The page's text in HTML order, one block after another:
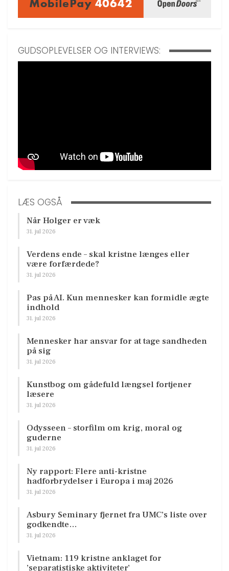
GUDSOPLEVELSER OG INTERVIEWS:
LÆS OGSÅ
Når Holger er væk
31. jul 2026
Verdens ende – skal kristne længes eller
være forfærdede?
31. jul 2026
Pas på AI. Kun mennesker kan formidle ægte
indhold
31. jul 2026
Mennesker har ansvar for at tage sandheden
på sig
31. jul 2026
Kunstbog om gådefuld længsel fortjener
læsere
31. jul 2026
Odysseen – storfilm om krig, moral og
guderne
31. jul 2026
Ny rapport: Flere anti-kristne
hadforbrydelser i Europa i maj 2026
31. jul 2026
Asbury Seminary fjernet fra UMC’s liste over
godkendte…
31. jul 2026
Vietnam: 119 kristne anklaget for
’separatistiske aktiviteter’